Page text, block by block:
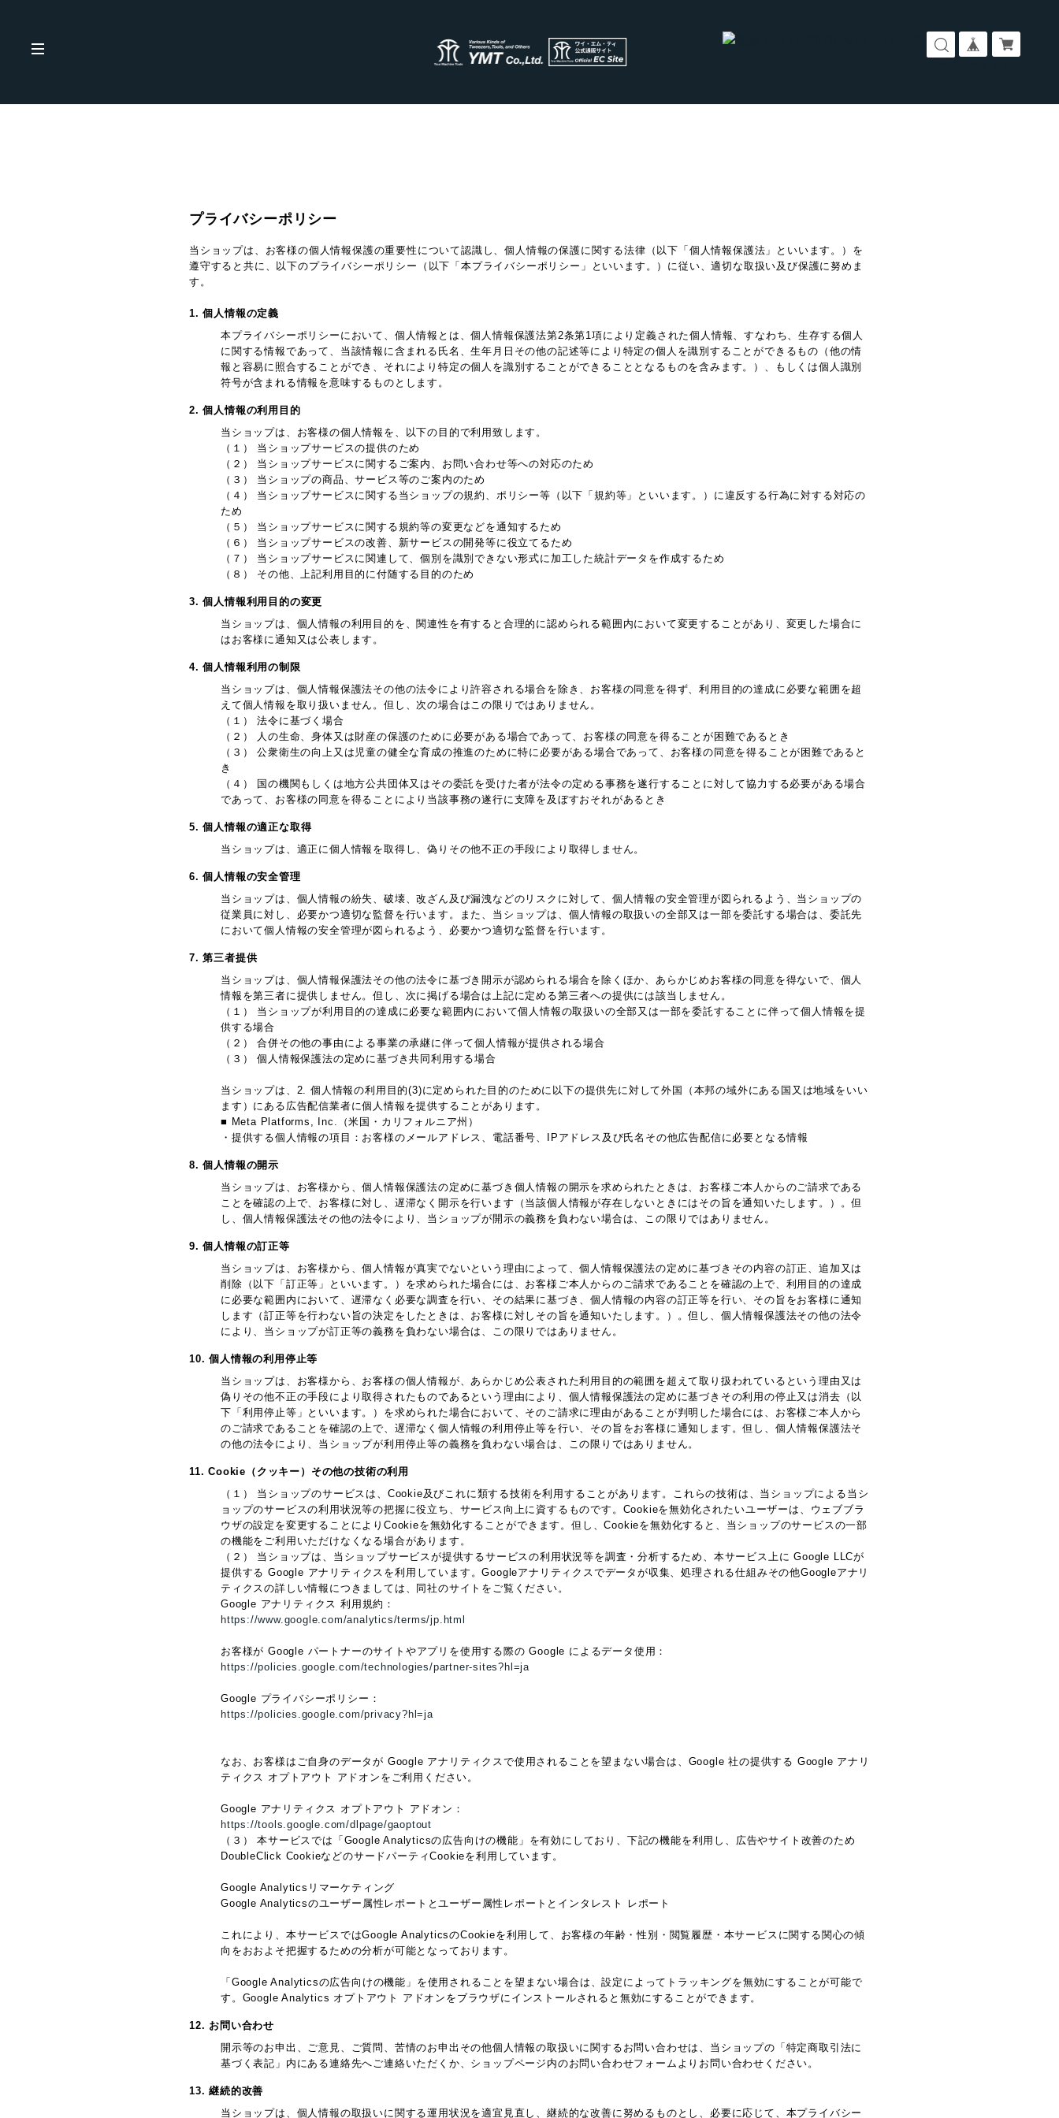
プライバシーポリシー
当ショップは、お客様の個人情報保護の重要性について認識し、個人情報の保護に関する法律（以下「個人情報保護法」といいます。）を
遵守すると共に、以下のプライバシーポリシー（以下「本プライバシーポリシー」といいます。）に従い、適切な取扱い及び保護に努めま
す。
1. 個人情報の定義
本プライバシーポリシーにおいて、個人情報とは、個人情報保護法第2条第1項により定義された個人情報、すなわち、生存する個人
に関する情報であって、当該情報に含まれる氏名、生年月日その他の記述等により特定の個人を識別することができるもの（他の情
報と容易に照合することができ、それにより特定の個人を識別することができることとなるものを含みます。）、もしくは個人識別
符号が含まれる情報を意味するものとします。
2. 個人情報の利用目的
当ショップは、お客様の個人情報を、以下の目的で利用致します。
（１） 当ショップサービスの提供のため
（２） 当ショップサービスに関するご案内、お問い合わせ等への対応のため
（３） 当ショップの商品、サービス等のご案内のため
（４） 当ショップサービスに関する当ショップの規約、ポリシー等（以下「規約等」といいます。）に違反する行為に対する対応の
ため
（５） 当ショップサービスに関する規約等の変更などを通知するため
（６） 当ショップサービスの改善、新サービスの開発等に役立てるため
（７） 当ショップサービスに関連して、個別を識別できない形式に加工した統計データを作成するため
（８） その他、上記利用目的に付随する目的のため
3. 個人情報利用目的の変更
当ショップは、個人情報の利用目的を、関連性を有すると合理的に認められる範囲内において変更することがあり、変更した場合に
はお客様に通知又は公表します。
4. 個人情報利用の制限
当ショップは、個人情報保護法その他の法令により許容される場合を除き、お客様の同意を得ず、利用目的の達成に必要な範囲を超
えて個人情報を取り扱いません。但し、次の場合はこの限りではありません。
（１） 法令に基づく場合
（２） 人の生命、身体又は財産の保護のために必要がある場合であって、お客様の同意を得ることが困難であるとき
（３） 公衆衛生の向上又は児童の健全な育成の推進のために特に必要がある場合であって、お客様の同意を得ることが困難であると
き
（４） 国の機関もしくは地方公共団体又はその委託を受けた者が法令の定める事務を遂行することに対して協力する必要がある場合
であって、お客様の同意を得ることにより当該事務の遂行に支障を及ぼすおそれがあるとき
5. 個人情報の適正な取得
当ショップは、適正に個人情報を取得し、偽りその他不正の手段により取得しません。
6. 個人情報の安全管理
当ショップは、個人情報の紛失、破壊、改ざん及び漏洩などのリスクに対して、個人情報の安全管理が図られるよう、当ショップの
従業員に対し、必要かつ適切な監督を行います。また、当ショップは、個人情報の取扱いの全部又は一部を委託する場合は、委託先
において個人情報の安全管理が図られるよう、必要かつ適切な監督を行います。
7. 第三者提供
当ショップは、個人情報保護法その他の法令に基づき開示が認められる場合を除くほか、あらかじめお客様の同意を得ないで、個人
情報を第三者に提供しません。但し、次に掲げる場合は上記に定める第三者への提供には該当しません。
（１） 当ショップが利用目的の達成に必要な範囲内において個人情報の取扱いの全部又は一部を委託することに伴って個人情報を提
供する場合
（２） 合併その他の事由による事業の承継に伴って個人情報が提供される場合
（３） 個人情報保護法の定めに基づき共同利用する場合
当ショップは、2. 個人情報の利用目的(3)に定められた目的のために以下の提供先に対して外国（本邦の域外にある国又は地域をいい
ます）にある広告配信業者に個人情報を提供することがあります。
■ Meta Platforms, Inc.（米国・カリフォルニア州）
・提供する個人情報の項目：お客様のメールアドレス、電話番号、IPアドレス及び氏名その他広告配信に必要となる情報
8. 個人情報の開示
当ショップは、お客様から、個人情報保護法の定めに基づき個人情報の開示を求められたときは、お客様ご本人からのご請求である
ことを確認の上で、お客様に対し、遅滞なく開示を行います（当該個人情報が存在しないときにはその旨を通知いたします。）。但
し、個人情報保護法その他の法令により、当ショップが開示の義務を負わない場合は、この限りではありません。
9. 個人情報の訂正等
当ショップは、お客様から、個人情報が真実でないという理由によって、個人情報保護法の定めに基づきその内容の訂正、追加又は
削除（以下「訂正等」といいます。）を求められた場合には、お客様ご本人からのご請求であることを確認の上で、利用目的の達成
に必要な範囲内において、遅滞なく必要な調査を行い、その結果に基づき、個人情報の内容の訂正等を行い、その旨をお客様に通知
します（訂正等を行わない旨の決定をしたときは、お客様に対しその旨を通知いたします。）。但し、個人情報保護法その他の法令
により、当ショップが訂正等の義務を負わない場合は、この限りではありません。
10. 個人情報の利用停止等
当ショップは、お客様から、お客様の個人情報が、あらかじめ公表された利用目的の範囲を超えて取り扱われているという理由又は
偽りその他不正の手段により取得されたものであるという理由により、個人情報保護法の定めに基づきその利用の停止又は消去（以
下「利用停止等」といいます。）を求められた場合において、そのご請求に理由があることが判明した場合には、お客様ご本人から
のご請求であることを確認の上で、遅滞なく個人情報の利用停止等を行い、その旨をお客様に通知します。但し、個人情報保護法そ
の他の法令により、当ショップが利用停止等の義務を負わない場合は、この限りではありません。
11. Cookie（クッキー）その他の技術の利用
（１） 当ショップのサービスは、Cookie及びこれに類する技術を利用することがあります。これらの技術は、当ショップによる当シ
ョップのサービスの利用状況等の把握に役立ち、サービス向上に資するものです。Cookieを無効化されたいユーザーは、ウェブブラ
ウザの設定を変更することによりCookieを無効化することができます。但し、Cookieを無効化すると、当ショップのサービスの一部
の機能をご利用いただけなくなる場合があります。
（２） 当ショップは、当ショップサービスが提供するサービスの利用状況等を調査・分析するため、本サービス上に Google LLCが
提供する Google アナリティクスを利用しています。Googleアナリティクスでデータが収集、処理される仕組みその他Googleアナリ
ティクスの詳しい情報につきましては、同社のサイトをご覧ください。
Google アナリティクス 利用規約：
https://www.google.com/analytics/terms/jp.html
お客様が Google パートナーのサイトやアプリを使用する際の Google によるデータ使用：
https://policies.google.com/technologies/partner-sites?hl=ja
Google プライバシーポリシー：
https://policies.google.com/privacy?hl=ja
なお、お客様はご自身のデータが Google アナリティクスで使用されることを望まない場合は、Google 社の提供する Google アナリ
ティクス オプトアウト アドオンをご利用ください。
Google アナリティクス オプトアウト アドオン：
https://tools.google.com/dlpage/gaoptout
（３） 本サービスでは「Google Analyticsの広告向けの機能」を有効にしており、下記の機能を利用し、広告やサイト改善のため
DoubleClick CookieなどのサードパーティCookieを利用しています。
Google Analyticsリマーケティング
Google Analyticsのユーザー属性レポートとユーザー属性レポートとインタレスト レポート
これにより、本サービスではGoogle AnalyticsのCookieを利用して、お客様の年齢・性別・閲覧履歴・本サービスに関する関心の傾
向をおおよそ把握するための分析が可能となっております。
「Google Analyticsの広告向けの機能」を使用されることを望まない場合は、設定によってトラッキングを無効にすることが可能で
す。Google Analytics オプトアウト アドオンをブラウザにインストールされると無効にすることができます。
12. お問い合わせ
開示等のお申出、ご意見、ご質問、苦情のお申出その他個人情報の取扱いに関するお問い合わせは、当ショップの「特定商取引法に
基づく表記」内にある連絡先へご連絡いただくか、ショップページ内のお問い合わせフォームよりお問い合わせください。
13. 継続的改善
当ショップは、個人情報の取扱いに関する運用状況を適宜見直し、継続的な改善に努めるものとし、必要に応じて、本プライバシー